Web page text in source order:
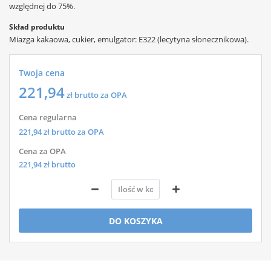
względnej do 75%.
Skład produktu
Miazga kakaowa, cukier, emulgator: E322 (lecytyna słonecznikowa).
Twoja cena
221,94zł brutto za OPA
Cena regularna
221,94zł brutto za OPA
Cena za OPA
221,94zł brutto
DO KOSZYKA